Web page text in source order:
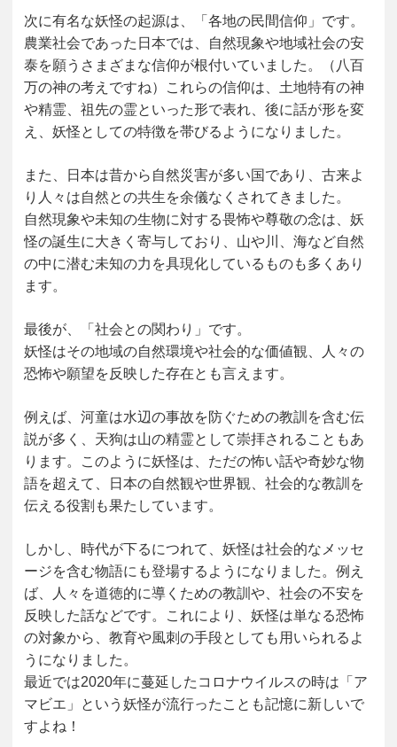
次に有名な妖怪の起源は、「各地の民間信仰」です。
農業社会であった日本では、自然現象や地域社会の安
泰を願うさまざまな信仰が根付いていました。（八百
万の神の考えですね）これらの信仰は、土地特有の神
や精霊、祖先の霊といった形で表れ、後に話が形を変
え、妖怪としての特徴を帯びるようになりました。
また、日本は昔から自然災害が多い国であり、古来よ
り人々は自然との共生を余儀なくされてきました。
自然現象や未知の生物に対する畏怖や尊敬の念は、妖
怪の誕生に大きく寄与しており、山や川、海など自然
の中に潜む未知の力を具現化しているものも多くあり
ます。
最後が、「社会との関わり」です。
妖怪はその地域の自然環境や社会的な価値観、人々の
恐怖や願望を反映した存在とも言えます。
例えば、河童は水辺の事故を防ぐための教訓を含む伝
説が多く、天狗は山の精霊として崇拝されることもあ
ります。このように妖怪は、ただの怖い話や奇妙な物
語を超えて、日本の自然観や世界観、社会的な教訓を
伝える役割も果たしています。
しかし、時代が下るにつれて、妖怪は社会的なメッセ
ージを含む物語にも登場するようになりました。例え
ば、人々を道徳的に導くための教訓や、社会の不安を
反映した話などです。これにより、妖怪は単なる恐怖
の対象から、教育や風刺の手段としても用いられるよ
うになりました。
最近では2020年に蔓延したコロナウイルスの時は「ア
マビエ」という妖怪が流行ったことも記憶に新しいで
すよね！